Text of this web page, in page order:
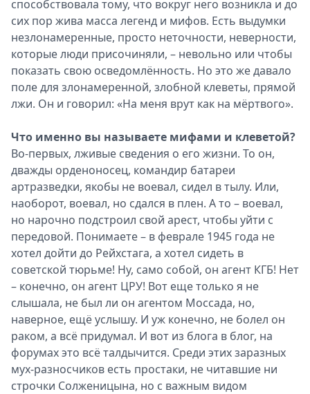
способствовала тому, что вокруг него возникла и до
сих пор жива масса легенд и мифов. Есть выдумки
незлонамеренные, просто неточности, неверности,
которые люди присочиняли, – невольно или чтобы
показать свою осведомлённость. Но это же давало
поле для злонамеренной, злобной клеветы, прямой
лжи. Он и говорил: «На меня врут как на мёртвого».
Что именно вы называете мифами и клеветой?
Во-первых, лживые сведения о его жизни. То он,
дважды орденоносец, командир батареи
артразведки, якобы не воевал, сидел в тылу. Или,
наоборот, воевал, но сдался в плен. А то – воевал,
но нарочно подстроил свой арест, чтобы уйти с
передовой. Понимаете – в феврале 1945 года не
хотел дойти до Рейхстага, а хотел сидеть в
советской тюрьме! Ну, само собой, он агент КГБ! Нет
– конечно, он агент ЦРУ! Вот еще только я не
слышала, не был ли он агентом Моссада, но,
наверное, ещё услышу. И уж конечно, не болел он
раком, а всё придумал. И вот из блога в блог, на
форумах это всё талдычится. Среди этих заразных
мух-разносчиков есть простаки, не читавшие ни
строчки Солженицына, но с важным видом